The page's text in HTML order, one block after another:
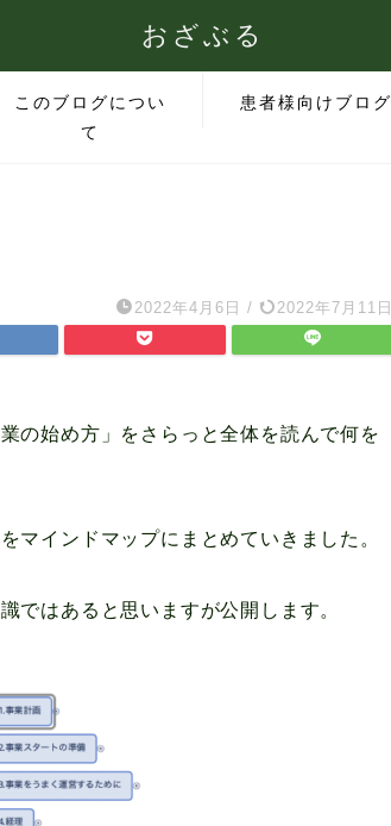
おざぶる
このブログについ
て
患者様向けブログ
2022年4月6日 / 2022年7月11日
の始め方」をさらっと全体を読んで何を
マインドマップにまとめていきました。
ではあると思いますが公開します。